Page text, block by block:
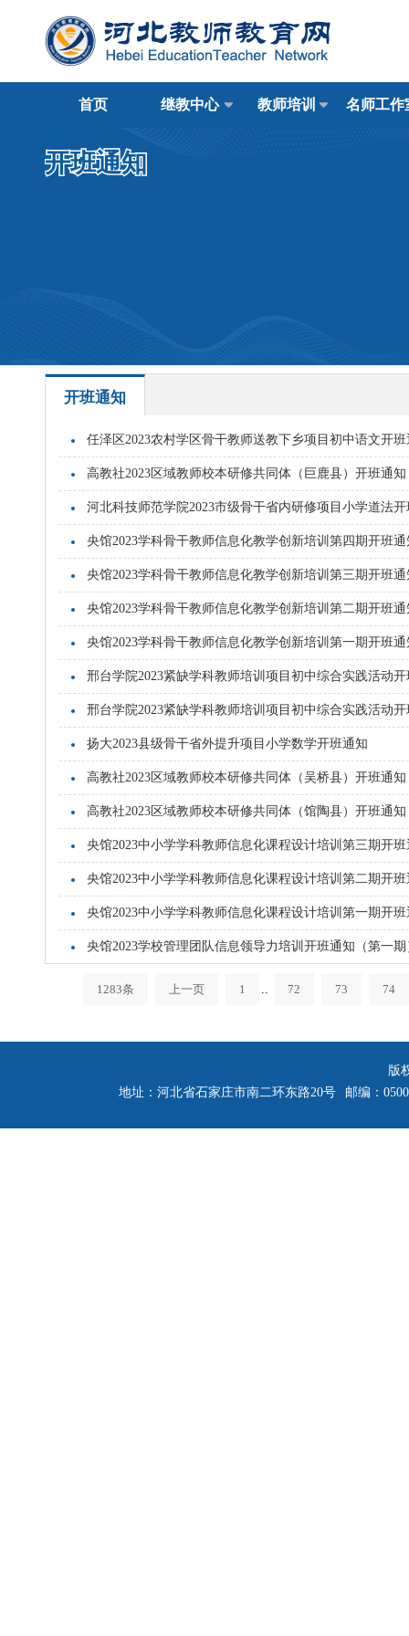
首页 继教中心 教师培训 名师工作
开班通知
开班通知
任泽区2023农村学区骨干教师送教下乡项目初中语文开班
高教社2023区域教师校本研修共同体（巨鹿县）开班通知
河北科技师范学院2023市级骨干省内研修项目小学道法开
央馆2023学科骨干教师信息化教学创新培训第四期开班通
央馆2023学科骨干教师信息化教学创新培训第三期开班通
央馆2023学科骨干教师信息化教学创新培训第二期开班通
央馆2023学科骨干教师信息化教学创新培训第一期开班通
邢台学院2023紧缺学科教师培训项目初中综合实践活动开
邢台学院2023紧缺学科教师培训项目初中综合实践活动开
扬大2023县级骨干省外提升项目小学数学开班通知
高教社2023区域教师校本研修共同体（吴桥县）开班通知
高教社2023区域教师校本研修共同体（馆陶县）开班通知
央馆2023中小学学科教师信息化课程设计培训第三期开班
央馆2023中小学学科教师信息化课程设计培训第二期开班
央馆2023中小学学科教师信息化课程设计培训第一期开班
央馆2023学校管理团队信息领导力培训开班通知（第一期
1283条 上一页 1 72 73 74
版
地址：河北省石家庄市南二环东路20号
邮编：